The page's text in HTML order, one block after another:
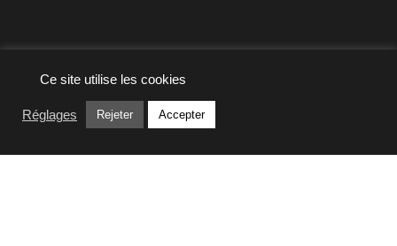
Ce site utilise les cookies
Réglages Rejeter Accepter